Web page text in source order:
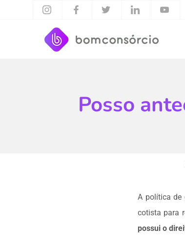
Posso
A política de
cotista para
possui o